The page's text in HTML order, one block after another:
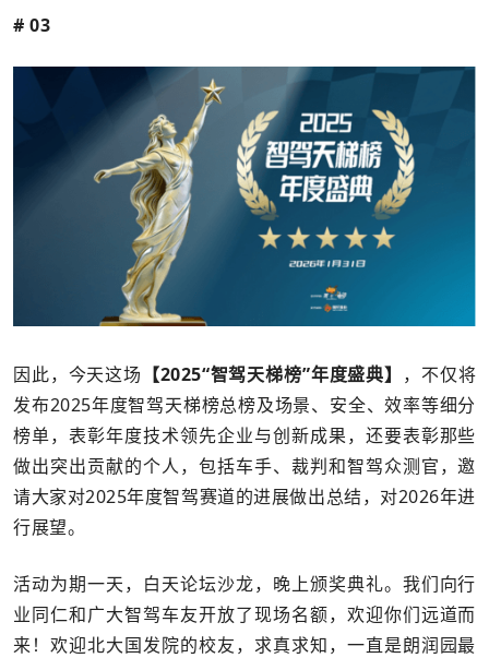
# 03
因此，今天这场 【2025“智驾天梯榜”年度盛典】 ，不仅将
发布2025年度智驾天梯榜总榜及场景、安全、效率等细分
榜单，表彰年度技术领先企业与创新成果，还要表彰那些
做出突出贡献的个人，包括车手、裁判和智驾众测官，邀
请大家对2025年度智驾赛道的进展做出总结，对2026年进
行展望。
活动为期一天，白天论坛沙龙，晚上颁奖典礼。我们向行
业同仁和广大智驾车友开放了现场名额，欢迎你们远道而
来！欢迎北大国发院的校友，求真求知，一直是朗润园最